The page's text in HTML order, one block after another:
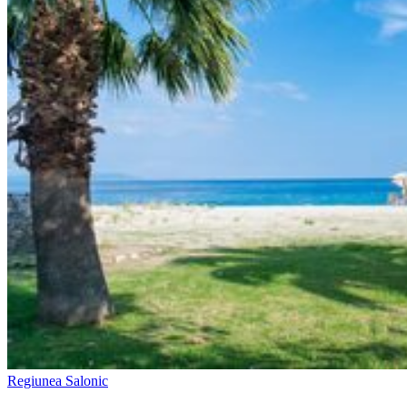
Regiunea Salonic